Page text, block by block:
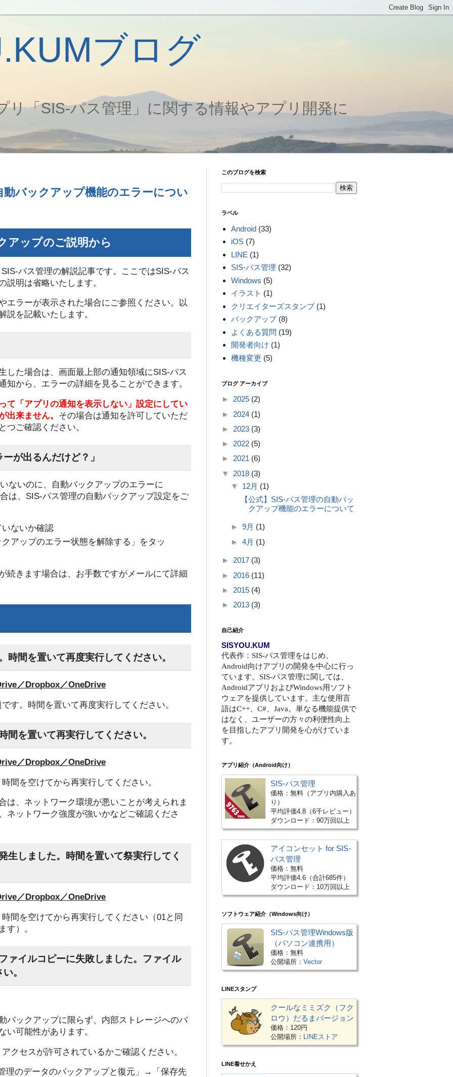
ブログ
リ「SIS-パス管理」に関する情報やアプリ開発に
動バックアップ機能のエラーについ
アップのご説明から
パス管理の解説記事です。ここではSIS-パス
説明は省略いたします。
エラーが表示された場合にご参照ください。以
説を記載いたします。
した場合は、画面最上部の通知領域にSIS-パス
知から、エラーの詳細を見ることができます。
て「アプリの通知を表示しない」設定にしてい
出来ません。 その場合は通知を許可していただ
つご確認ください。
が出るんだけど？」
ないのに、自動バックアップのエラーに
は、SIS-パス管理の自動バックアップ設定をご
ないか確認
アップのエラー状態を解除する」をタッ
続きます場合は、お手数ですがメールにて詳細
時間を置いて再度実行してください。
／Dropbox／OneDrive
す。時間を置いて再度実行してください。
間を置いて再実行してください。
／Dropbox／OneDrive
間を空けてから再実行してください。
は、ネットワーク環境が悪いことが考えられま
ネットワーク強度が強いかなどご確認くださ
生しました。時間を置いて祭実行してく
／Dropbox／OneDrive
間を空けてから再実行してください（01と同
す）。
ァイルコピーに失敗しました。ファイル
。
バックアップに限らず、内部ストレージへのバ
い可能性があります。
クセスが許可されているかご確認ください。
理のデータのバックアップと復元」→「保存先
このブログを検索
ラベル
Android (33)
iOS (7)
LINE (1)
SIS-パス管理 (32)
Windows (5)
イラスト (1)
クリエイターズスタンプ (1)
バックアップ (8)
よくある質問 (19)
開発者向け (1)
機種変更 (5)
ブログ アーカイブ
► 2025 (2)
► 2024 (1)
► 2023 (3)
► 2022 (5)
► 2021 (6)
▼ 2018 (3)
▼ 12月 (1)
【公式】SIS-パス管理の自動バッ
クアップ機能のエラーについて
► 9月 (1)
► 4月 (1)
► 2017 (3)
► 2016 (11)
► 2015 (4)
► 2013 (3)
自己紹介
SISYOU.KUM
代表作：SIS-パス管理をはじめ、
Android向けアプリの開発を中心に行っ
ています。SIS-パス管理に関しては、
AndroidアプリおよびWindows用ソフト
ウェアを提供しています。主な使用言
語はC++、C#、Java。単なる機能提供で
はなく、ユーザーの方々の利便性向上
を目指したアプリ開発を心がけていま
す。
アプリ紹介（Android向け）
SIS-パス管理
価格：無料（アプリ内購入あ
り）
平均評価4.8（6千レビュー）
ダウンロード：90万回以上
アイコンセット for SIS-
パス管理
価格：無料
平均評価4.6（合計685件）
ダウンロード：10万回以上
ソフトウェア紹介（Windows向け）
SIS-パス管理Windows版
（パソコン連携用）
価格：無料
公開場所： Vector
LINEスタンプ
クールなミミズク（フク
ロウ）だるまバージョン
価格：120円
公開場所：
LINEストア
LINE着せかえ